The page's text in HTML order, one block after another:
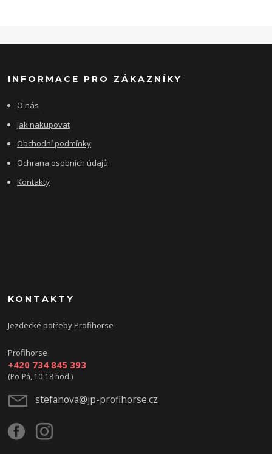
INFORMACE PRO ZÁKAZNÍKY
O nás
Jak nakupovat
Obchodní podmínky
Ochrana osobních údajů
Kontakty
KONTAKTY
Jezdecké potřeby Profihorse
Profihorse
+420 734 845 393
(Po-Pá, 10-18 hod.)
stefanova@jp-profihorse.cz